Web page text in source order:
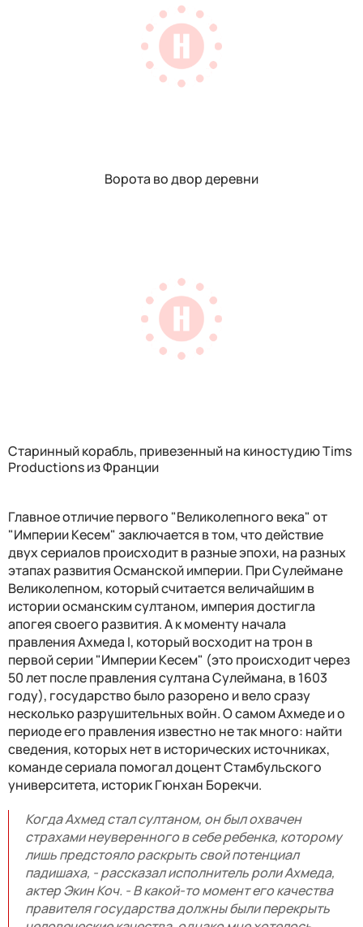
Ворота во двор деревни
Старинный корабль, привезенный на киностудию Tims
Productions из Франции
Главное отличие первого "Великолепного века" от
"Империи Кесем" заключается в том, что действие
двух сериалов происходит в разные эпохи, на разных
этапах развития Османской империи. При Сулеймане
Великолепном, который считается величайшим в
истории османским султаном, империя достигла
апогея своего развития. А к моменту начала
правления Ахмеда I, который восходит на трон в
первой серии "Империи Кесем" (это происходит через
50 лет после правления султана Сулеймана, в 1603
году), государство было разорено и вело сразу
несколько разрушительных войн. О самом Ахмеде и о
периоде его правления известно не так много: найти
сведения, которых нет в исторических источниках,
команде сериала помогал доцент Стамбульского
университета, историк Гюнхан Борекчи.
Когда Ахмед стал султаном, он был охвачен
страхами неуверенного в себе ребенка, которому
лишь предстояло раскрыть свой потенциал
падишаха, - рассказал исполнитель роли Ахмеда,
актер Экин Коч. - В какой-то момент его качества
правителя государства должны были перекрыть